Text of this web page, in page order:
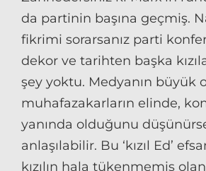
da partinin başına geçmiş.
fikrimi sorarsanız parti
dekor ve tarihten başka
şey yoktu. Medyanın büyük
muhafazakarların elinde,
yanında olduğunu
anlaşılabilir. Bu ‘kızıl Ed’
kızılın hala tükenmemiş olan